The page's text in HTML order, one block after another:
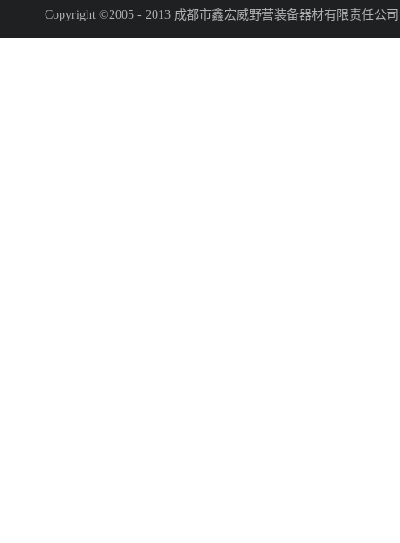
Copyright ©2005 - 2013 成都市鑫宏威野营装备器材有限责任公司